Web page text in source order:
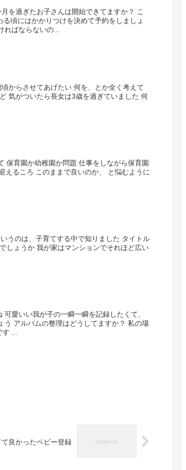
を過ぎたお子さんは開始できてますか？ こ
頃にはかかりつけを決めて予約をしましょ
ればならないの...
からさせてあげたい 何を、とか全く考えて
気がついたら長女は3歳を過ぎていました 何
保育園か幼稚園か問題 仕事をしながら保育園
えるころ このままで良いのか、 と悩むように
うのは、子育てする中で知りました タイトル
しょうか 我が家はマンションでそれほど広い
愛いい我が子の一瞬一瞬を記録したくて、
う アルバムの整理はどうしてますか？ 私の場
す ...
良かったベビー登録